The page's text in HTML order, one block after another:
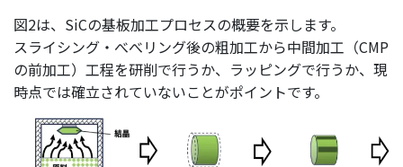
図2は、SiCの基板加工プロセスの概要を示します。
スライシング・べべリング後の粗加工から中間加工（CMP
の前加工）工程を研削で行うか、ラッピングで行うか、現
時点では確立されていないことがポイントです。